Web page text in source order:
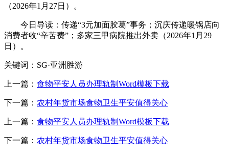
（2026年1月27日）。
今日导读：传递“3元加面胶葛”事务；沉庆传递暖锅店向
消费者收“辛苦费”；多家三甲病院推出外卖（2026年1月29
日）。
关键词：SG·亚洲胜游
上一篇： 食物平安人员办理轨制Word模板下载
下一篇： 农村年货市场食物卫生平安值得关心
上一篇： 食物平安人员办理轨制Word模板下载
下一篇： 农村年货市场食物卫生平安值得关心